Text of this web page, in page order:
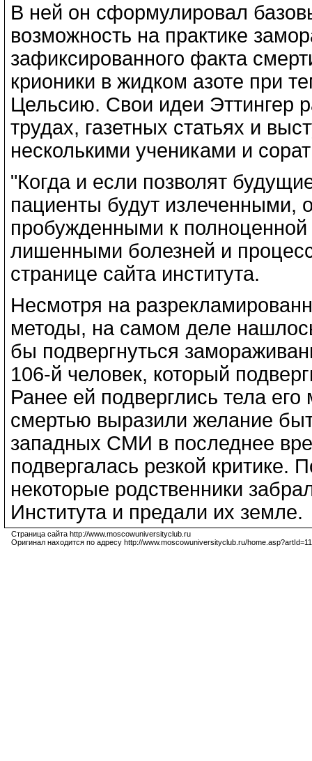
В ней он сформулировал
возможность на практике
зафиксированного факта
крионики в жидком азоте при
Цельсию. Свои идеи Эттингер
трудах, газетных статьях и
несколькими учениками и
"Когда и если позволят
пациенты будут
пробужденными к
лишенными болезней и
странице сайта института.
Несмотря на
методы, на самом деле
бы подвергнуться
106-й человек, который
Ранее ей подверглись тела
смертью выразили желание
западных СМИ в последнее
подвергалась резкой
некоторые родственники
Института и предали их земле.
Страница сайта http://www.moscowuniversityclub.ru
Оригинал находится по адресу http://www.moscowuniversityclub.ru/